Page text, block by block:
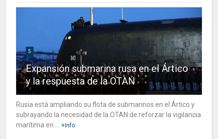
5
Expansión submarina rusa en el Ártico
y la respuesta de la OTAN
Rusia está ampliando su flota de submarinos en el Ártico y
subrayando la necesidad de la OTAN de reforzar la vigilancia
marítima en ...
+Info